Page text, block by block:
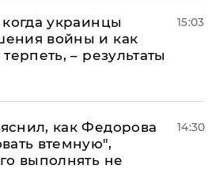
когда украинцы
войны и как
– результаты
15:03
как Федорова
втемную",
выполнять не
14:30